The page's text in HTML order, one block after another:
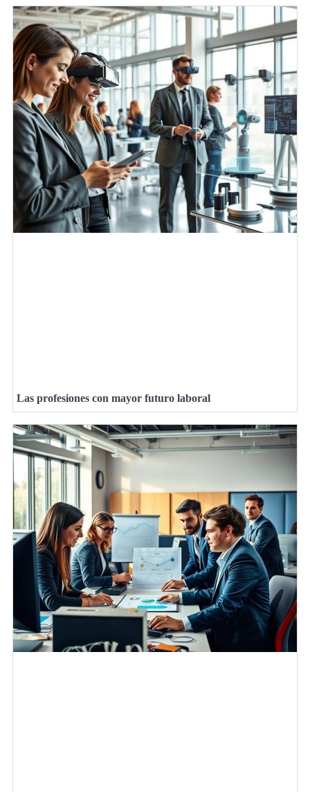
Las profesiones con mayor futuro laboral